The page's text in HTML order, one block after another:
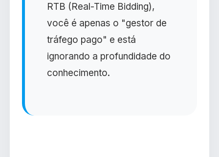
RTB (Real-Time Bidding),
você é apenas o "gestor de
tráfego pago" e está
ignorando a profundidade do
conhecimento.